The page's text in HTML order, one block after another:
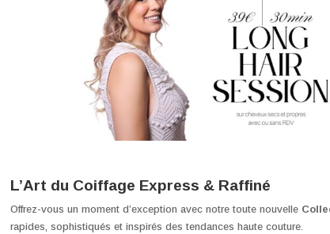
L’Art du Coiffage Express & Raffiné
Offrez-vous un moment d’exception avec notre toute nouvelle
rapides, sophistiqués et inspirés des tendances haute couture.